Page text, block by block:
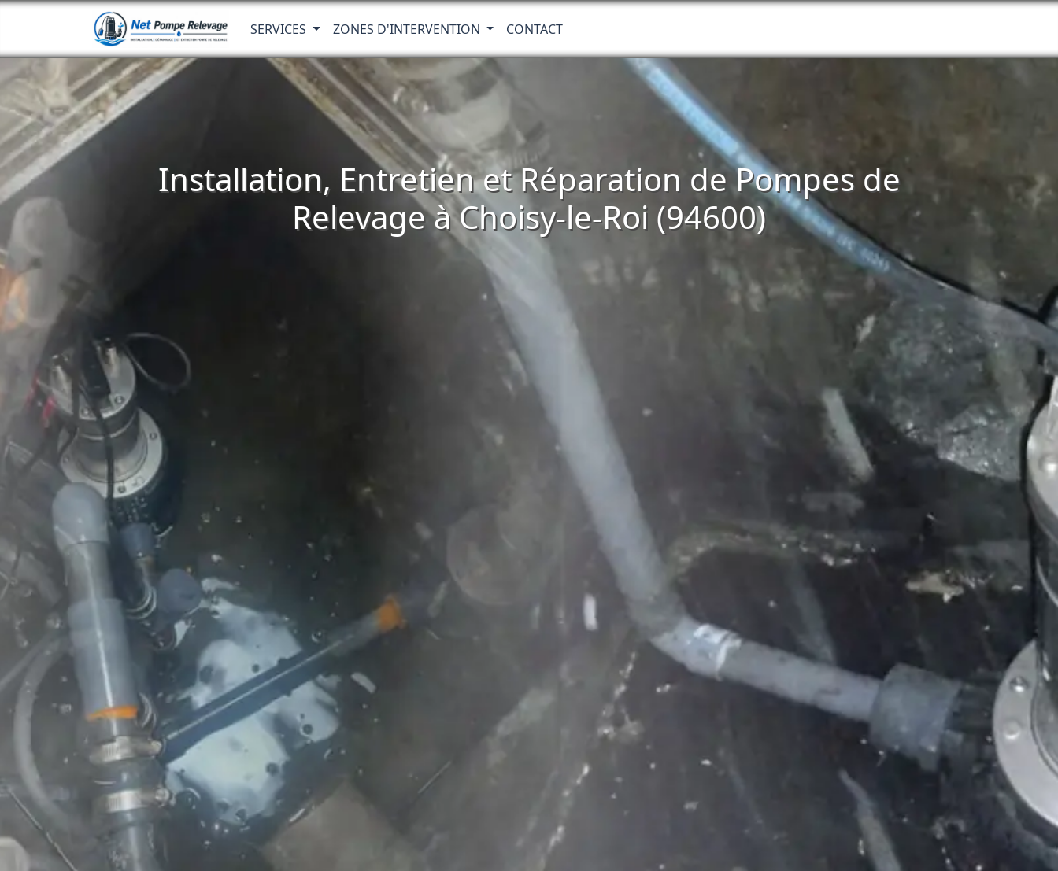
SERVICES ZONES D'INTERVENTION CONTACT
Installation, Entretien et Réparation de Pompes de
Relevage à Choisy-le-Roi (94600)